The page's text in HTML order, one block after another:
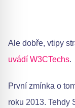
Ale dobře, vtipy
uvádí W3CTechs.
První zmínka o
roku 2013. Tehdy